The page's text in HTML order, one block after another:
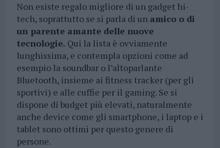
Non esiste regalo migliore di un gadget hi-
tech, soprattutto se si parla di un amico o di
un parente amante delle nuove
tecnologie. Qui la lista è ovviamente
lunghissima, e contempla opzioni come ad
esempio la soundbar o l’altoparlante
Bluetooth, insieme ai fitness tracker (per gli
sportivi) e alle cuffie per il gaming. Se si
dispone di budget più elevati, naturalmente
anche device come gli smartphone, i laptop e i
tablet sono ottimi per questo genere di
persone.